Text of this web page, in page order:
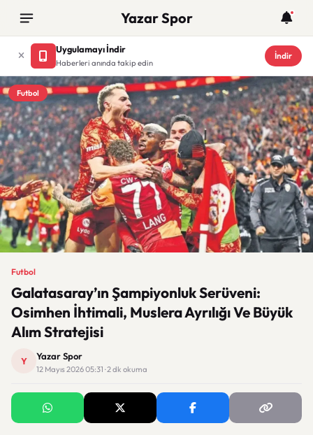
Yazar Spor
Uygulamayı İndir
Haberleri anında takip edin
İndir
Futbol
Futbol
Galatasaray’ın Şampiyonluk Serüveni:
Osimhen İhtimali, Muslera Ayrılığı Ve Büyük
Alım Stratejisi
Y Yazar Spor
12 Mayıs 2026 05:31 · 2 dk okuma